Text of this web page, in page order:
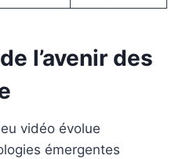
l’avenir des
vidéo évolue
émergentes